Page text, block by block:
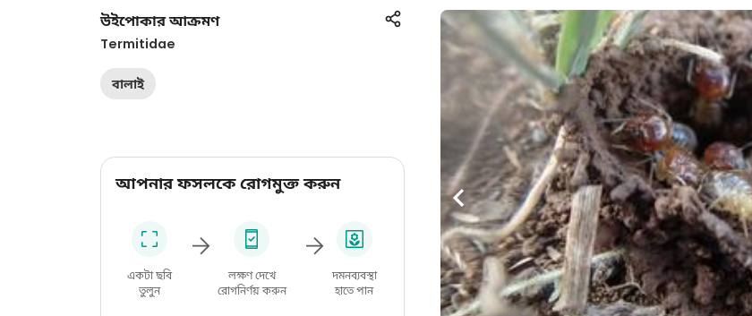
উইপোকার আক্রমণ
Termitidae
বালাই
আপনার ফসলকে রোগমুক্ত করুন
একটা ছবি
তুলুন
লক্ষণ দেখে
রোগনির্ণয় করুন
দমনব্যবস্থা
হাতে পান